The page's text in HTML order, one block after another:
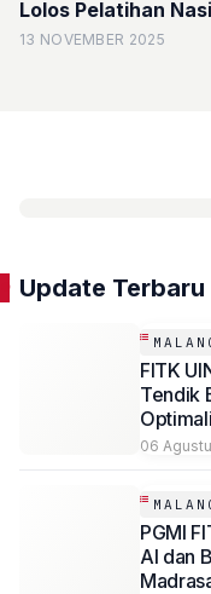
Lolos Pelatihan
13 NOVEMBER 2025
Update Terbaru
FITK
Tendik
06
PGMI
AI dan